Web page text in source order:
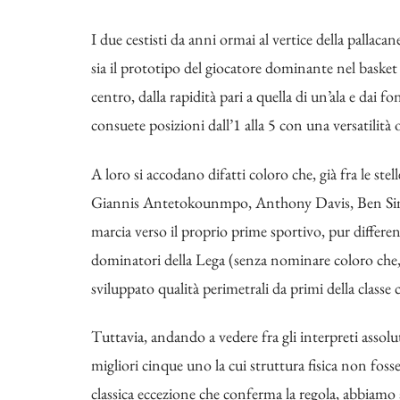
I due cestisti da anni ormai al vertice della
sia il prototipo del giocatore dominante nel
centro, dalla rapidità pari a quella di un’ala e dai
consuete posizioni dall’1 alla 5 con una
A loro si accodano difatti coloro che, già fra le
Giannis Antetokounmpo, Anthony Davis, Ben
marcia verso il proprio prime sportivo, pur
dominatori della Lega (senza nominare coloro
sviluppato qualità perimetrali da primi della
Tuttavia, andando a vedere fra gli interpreti
migliori cinque uno la cui struttura fisica non
classica eccezione che conferma la regola,